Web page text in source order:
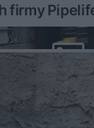
firmy